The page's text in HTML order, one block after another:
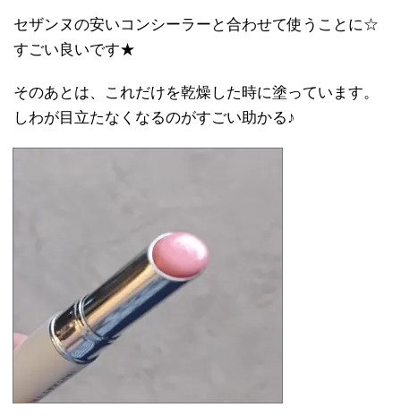
セザンヌの安いコンシーラーと合わせて使うことに☆
すごい良いです★
そのあとは、これだけを乾燥した時に塗っています。
しわが目立たなくなるのがすごい助かる♪